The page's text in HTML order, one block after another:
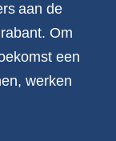
aan de
Om
een
werken